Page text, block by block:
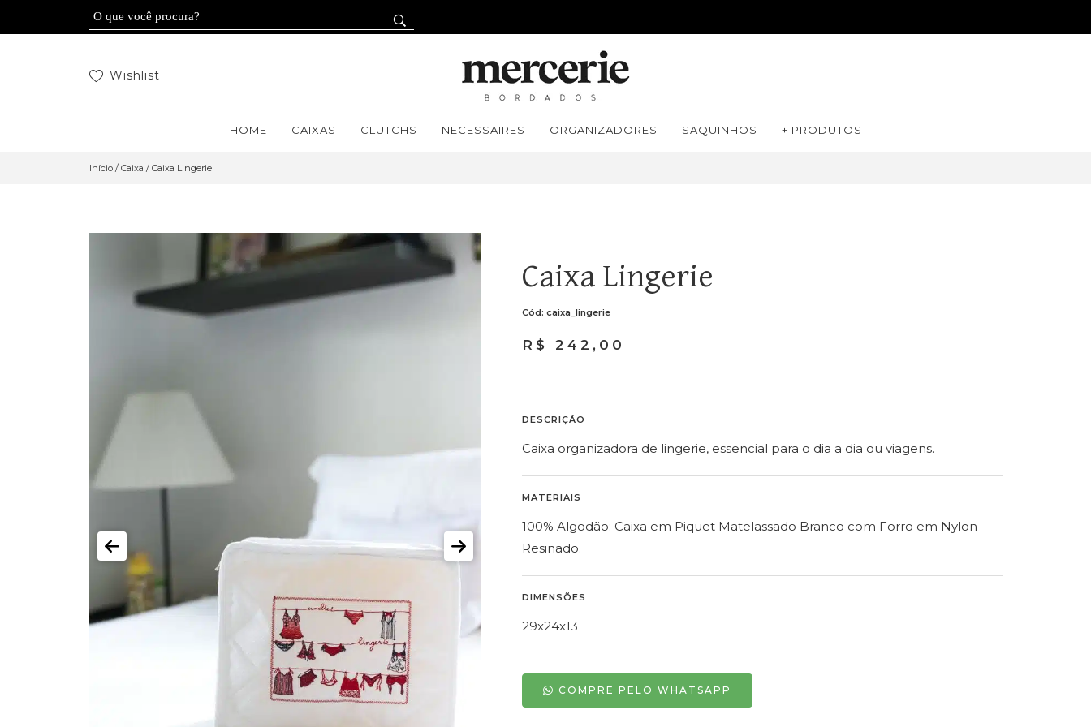
Wishlist
HOME CAIXAS CLUTCHS NECESSAIRES ORGANIZADORES SAQUINHOS + PRODUTOS
Início/ Caixa / Caixa Lingerie
Caixa Lingerie
Cód: caixa_lingerie
R$ 242,00
DESCRIÇÃO
Caixa organizadora de lingerie, essencial para o dia a dia ou viagens.
MATERIAIS
100% Algodão: Caixa em Piquet Matelassado Branco com Forro em Nylon
Resinado.
DIMENSÕES
29x24x13
COMPRE PELO WHATSAPP